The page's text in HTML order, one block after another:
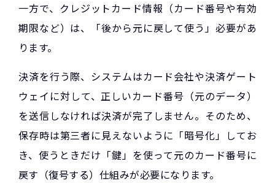
一方で、クレジットカード情報（カード番号や有効
期限など）は、「後から元に戻して使う」必要があ
ります。
決済を行う際、システムはカード会社や決済ゲート
ウェイに対して、正しいカード番号（元のデータ）
を送信しなければ決済が完了しません。そのため、
保存時は第三者に見えないように「暗号化」してお
き、使うときだけ「鍵」を使って元のカード番号に
戻す（復号する）仕組みが必要になります。